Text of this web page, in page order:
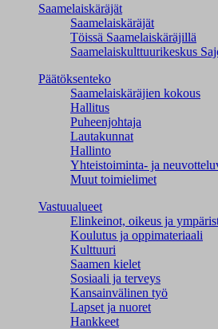
Saamelaiskäräjät
Saamelaiskäräjät
Töissä Saamelaiskäräjillä
Saamelaiskulttuuri­keskus
Päätöksenteko
Saamelaiskäräjien kokous
Hallitus
Puheenjohtaja
Lautakunnat
Hallinto
Yhteistoiminta- ja
Muut toimielimet
Vastuualueet
Elinkeinot, oikeus ja
Koulutus ja oppimateriaali
Kulttuuri
Saamen kielet
Sosiaali ja terveys
Kansainvälinen työ
Lapset ja nuoret
Hankkeet